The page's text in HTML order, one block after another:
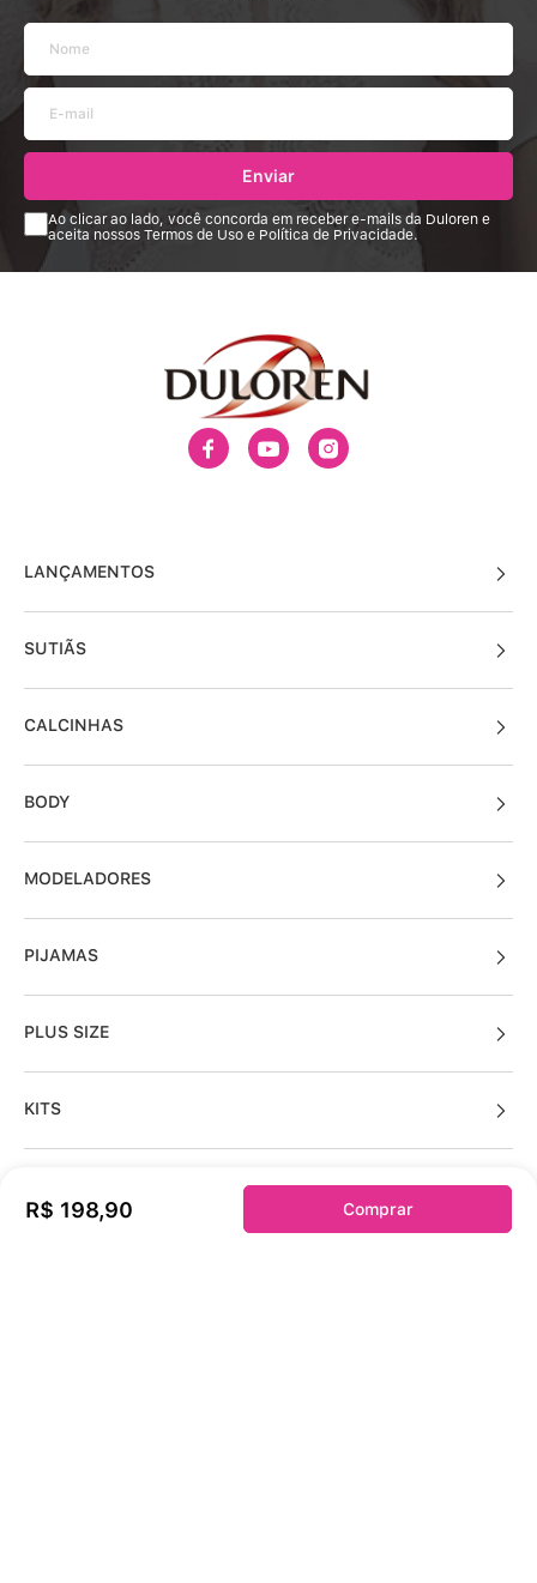
R$ 198,90 Comprar
Enviar
Ao clicar ao lado, você concorda em receber e-mails da Duloren e
aceita nossos Termos de Uso e Política de Privacidade.
LANÇAMENTOS
SUTIÃS
CALCINHAS
BODY
MODELADORES
PIJAMAS
PLUS SIZE
KITS
Sobre a duloren